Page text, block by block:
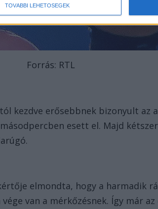
TOVÁBBI LEHETŐSÉGEK
Forrás: RTL
kezdve erősebbnek bizonyult az
másodpercben esett el. Majd
elmondta, hogy a harmadik
van a mérkőzésnek. Így már